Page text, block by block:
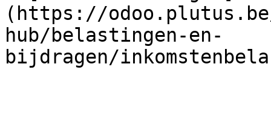
(https://
hub/belastingen-en-